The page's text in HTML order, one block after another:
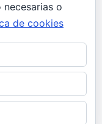
Drivers -
y además
que utilice Web
o
de cookies